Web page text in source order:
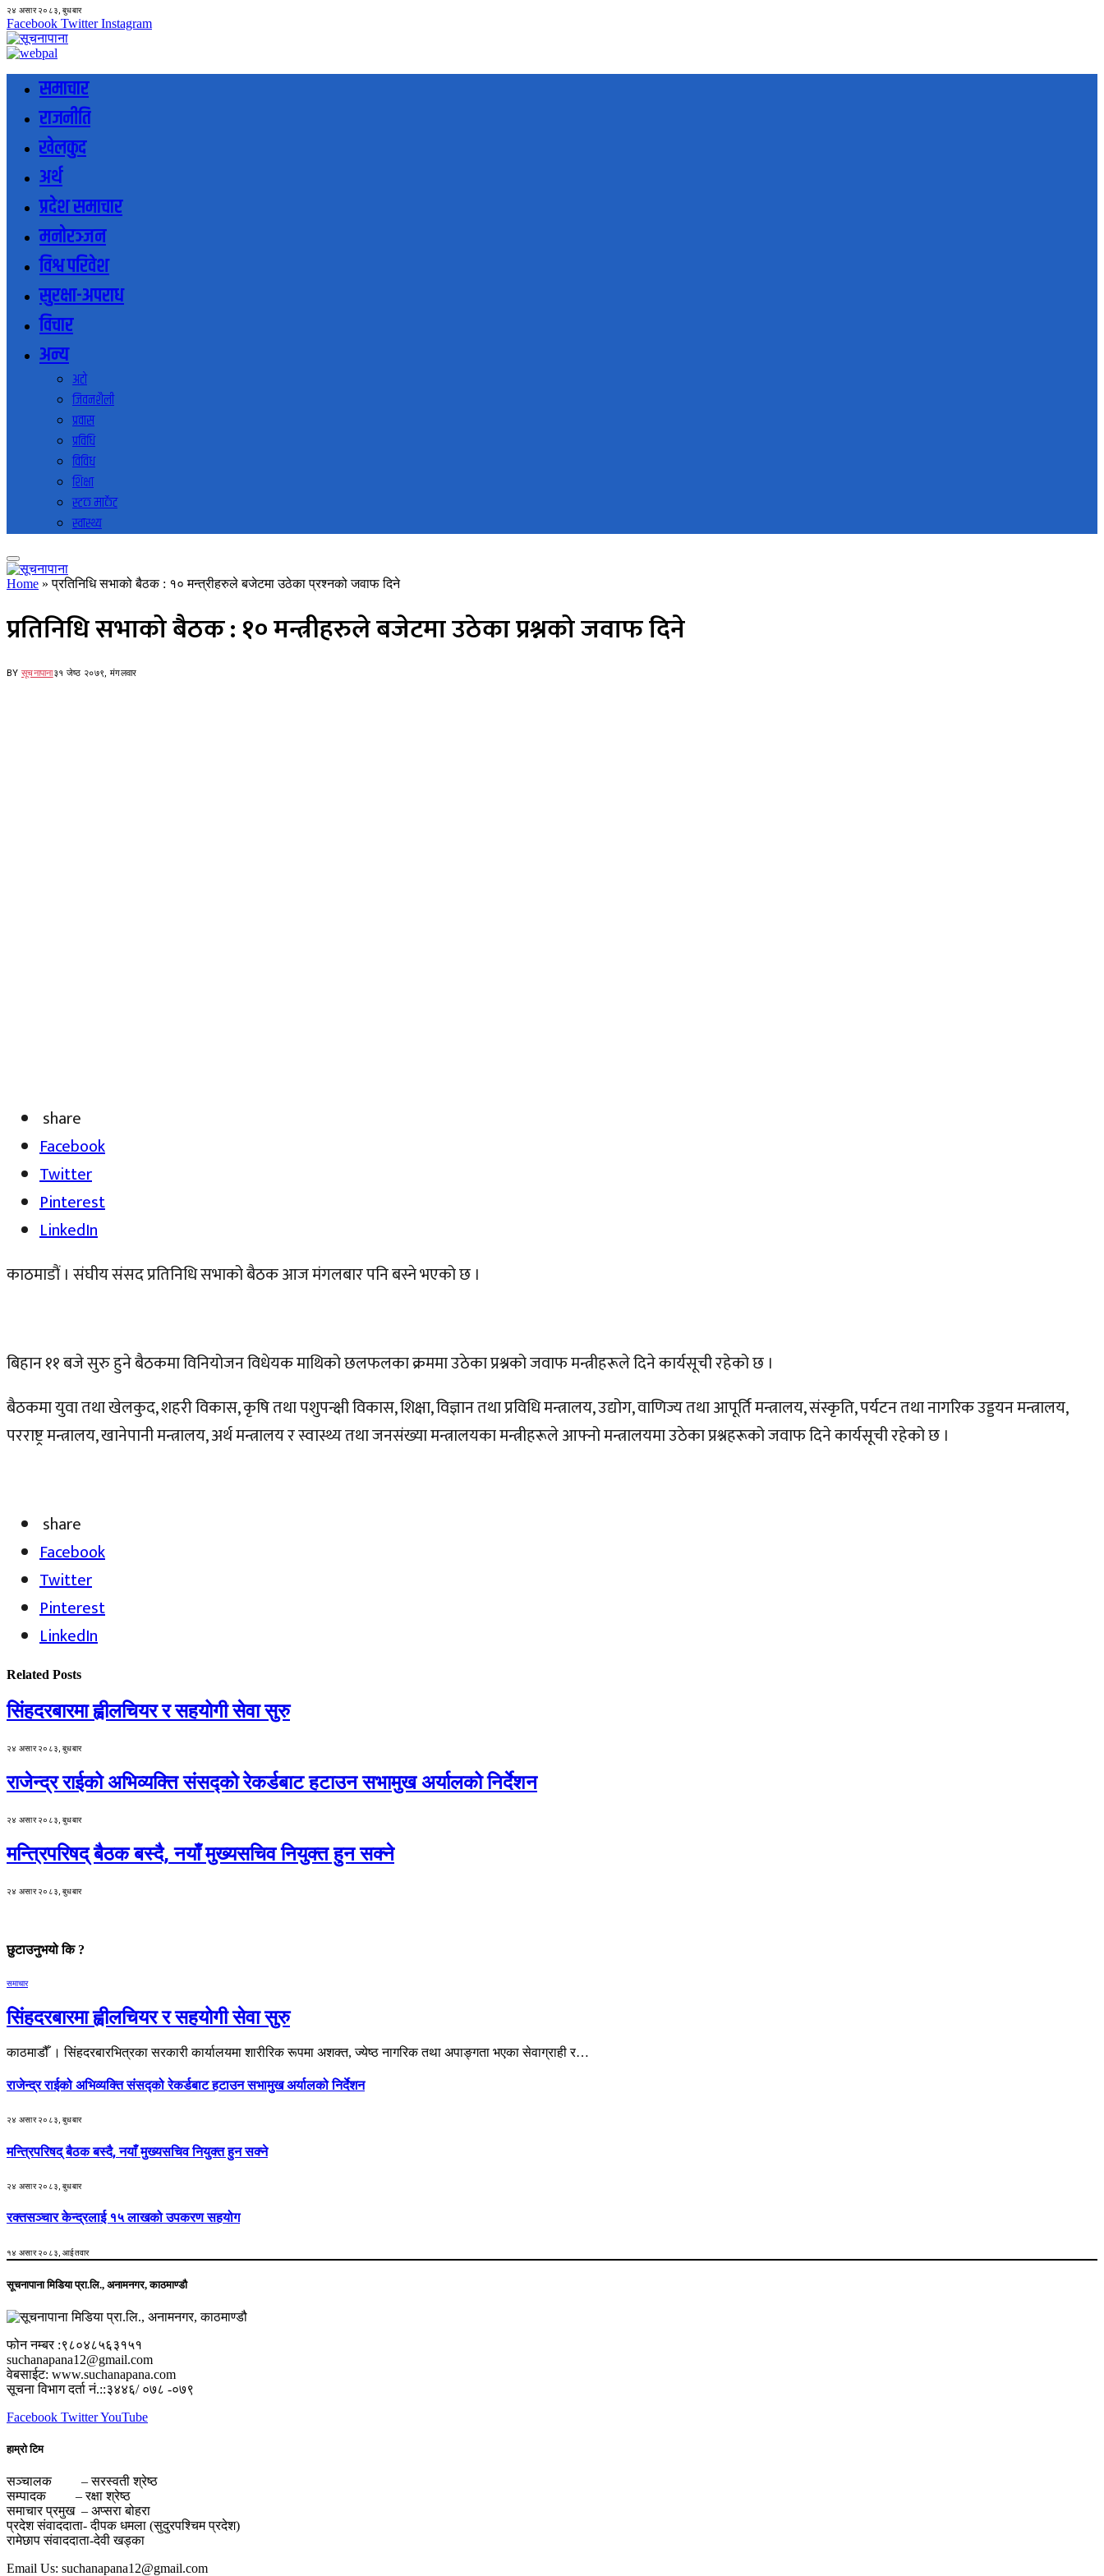
२४ असार २०८३, बुधबार
Facebook Twitter Instagram
समाचार
राजनीति
खेलकुद
अर्थ
प्रदेश समाचार
मनोरञ्जन
विश्व परिवेश
सुरक्षा-अपराध
विचार
अन्य
अटो
जिवनशैली
प्रवास
प्रविधि
विविध
शिक्षा
स्टक मार्केट
स्वास्थ्य
Home »प्रतिनिधि सभाको बैठक : १० मन्त्रीहरुले बजेटमा उठेका प्रश्नको जवाफ दिने
प्रतिनिधि सभाको बैठक : १० मन्त्रीहरुले बजेटमा उठेका प्रश्नको जवाफ दिने
BY सूचनापाना३१ जेष्ठ २०७९, मंगलवार
share
Facebook
Twitter
Pinterest
LinkedIn
काठमाडौं । संघीय संसद प्रतिनिधि सभाको बैठक आज मंगलबार पनि बस्ने भएको छ ।
बिहान ११ बजे सुरु हुने बैठकमा विनियोजन विधेयक माथिको छलफलका क्रममा उठेका प्रश्नको जवाफ मन्त्रीहरूले दिने कार्यसूची रहेको छ ।
बैठकमा युवा तथा खेलकुद, शहरी विकास, कृषि तथा पशुपन्क्षी विकास, शिक्षा, विज्ञान तथा प्रविधि मन्त्रालय, उद्योग, वाणिज्य तथा आपूर्ति मन्त्रालय, संस्कृति, पर्यटन तथा नागरिक उड्डयन मन्त्रालय,
परराष्ट्र मन्त्रालय, खानेपानी मन्त्रालय, अर्थ मन्त्रालय र स्वास्थ्य तथा जनसंख्या मन्त्रालयका मन्त्रीहरूले आफ्नो मन्त्रालयमा उठेका प्रश्नहरूको जवाफ दिने कार्यसूची रहेको छ ।
share
Facebook
Twitter
Pinterest
LinkedIn
Related Posts
सिंहदरबारमा ह्वीलचियर र सहयोगी सेवा सुरु
२४ असार २०८३, बुधबार
राजेन्द्र राईको अभिव्यक्ति संसद्को रेकर्डबाट हटाउन सभामुख अर्यालको निर्देशन
२४ असार २०८३, बुधबार
मन्त्रिपरिषद् बैठक बस्दै, नयाँ मुख्यसचिव नियुक्त हुन सक्ने
२४ असार २०८३, बुधबार
छुटाउनुभयो कि ?
समाचार
सिंहदरबारमा ह्वीलचियर र सहयोगी सेवा सुरु
काठमाडौँ । सिंहदरबारभित्रका सरकारी कार्यालयमा शारीरिक रूपमा अशक्त, ज्येष्ठ नागरिक तथा अपाङ्गता भएका सेवाग्राही र…
राजेन्द्र राईको अभिव्यक्ति संसद्को रेकर्डबाट हटाउन सभामुख अर्यालको निर्देशन
२४ असार २०८३, बुधबार
मन्त्रिपरिषद् बैठक बस्दै, नयाँ मुख्यसचिव नियुक्त हुन सक्ने
२४ असार २०८३, बुधबार
रक्तसञ्चार केन्द्रलाई १५ लाखको उपकरण सहयोग
१४ असार २०८३, आईतवार
सूचनापाना मिडिया प्रा.लि., अनामनगर, काठमाण्डौ
फोन नम्बर :९८०४८५६३१५१
suchanapana12@gmail.com
वेबसाईट: www.suchanapana.com
सूचना विभाग दर्ता नं.::३४४६/ ०७८ -०७९
Facebook TwitterYouTube
हाम्रो टिम
सञ्चालक – सरस्वती श्रेष्ठ
सम्पादक – रक्षा श्रेष्ठ
समाचार प्रमुख – अप्सरा बोहरा
प्रदेश संवाददाता- दीपक धमला (सुदुरपश्चिम प्रदेश)
रामेछाप संवाददाता-देवी खड्का
Email Us: suchanapana12@gmail.com